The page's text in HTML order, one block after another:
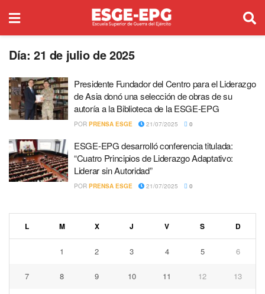
Día: 21 de julio de 2025
Presidente Fundador del Centro para el Liderazgo
de Asia donó una selección de obras de su
autoría a la Biblioteca de la ESGE-EPG
POR PRENSA ESGE 21/07/2025 0
ESGE-EPG desarrolló conferencia titulada:
“Cuatro Principios de Liderazgo Adaptativo:
Liderar sin Autoridad”
POR PRENSA ESGE 21/07/2025 0
L M X J V S D
1 2 3 4 5 6
7 8 9 10 11 12 13